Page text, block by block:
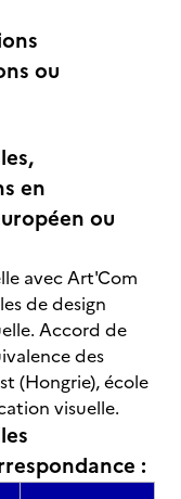
ou
en
ou
avec Art'Com
de design
Accord de
des
(Hongrie), école
visuelle.
: